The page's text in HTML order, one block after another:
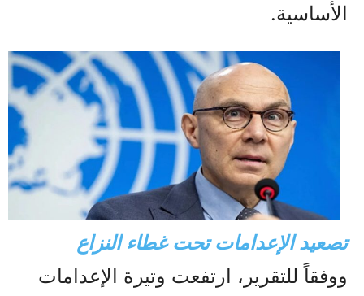
الأساسية.
تصعيد الإعدامات تحت غطاء النزاع
ووفقاً للتقرير، ارتفعت وتيرة الإعدامات